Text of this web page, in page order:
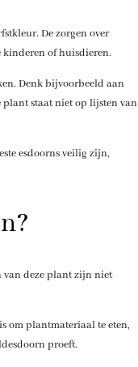
De zorgen over
of huisdieren.
Denk bijvoorbeeld aan
plant staat niet op lijsten van
esdoorns veilig zijn,
van deze plant zijn niet
om plantmateriaal te eten,
proeft.